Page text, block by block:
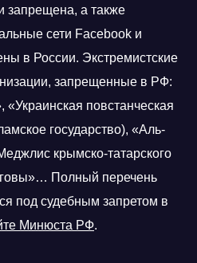
запрещена, а также
сети Facebook и
в России. Экстремистские
запрещенные в РФ:
повстанческая
государство), «Аль-
крымско-татарского
Полный перечень
под судебным запретом в
Минюста РФ.